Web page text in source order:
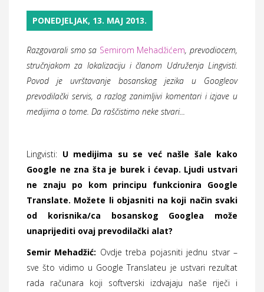
PONEDJELJAK, 13. MAJ 2013.
Razgovarali smo sa Semirom Mehadžićem, prevodiocem,
stručnjakom za lokalizaciju i članom Udruženja Lingvisti.
Povod je uvrštavanje bosanskog jezika u Googleov
prevodilački servis, a razlog zanimljivi komentari i izjave u
medijima o tome. Da raščistimo neke stvari...
Lingvisti: U medijima su se već našle šale kako
Google ne zna šta je burek i ćevap. Ljudi ustvari
ne znaju po kom principu funkcionira Google
Translate. Možete li objasniti na koji način svaki
od korisnika/ca bosanskog Googlea može
unaprijediti ovaj prevodilački alat?
Semir Mehadžić: Ovdje treba pojasniti jednu stvar –
sve što vidimo u Google Translateu je ustvari rezultat
rada računara koji softverski izdvajaju naše riječi i